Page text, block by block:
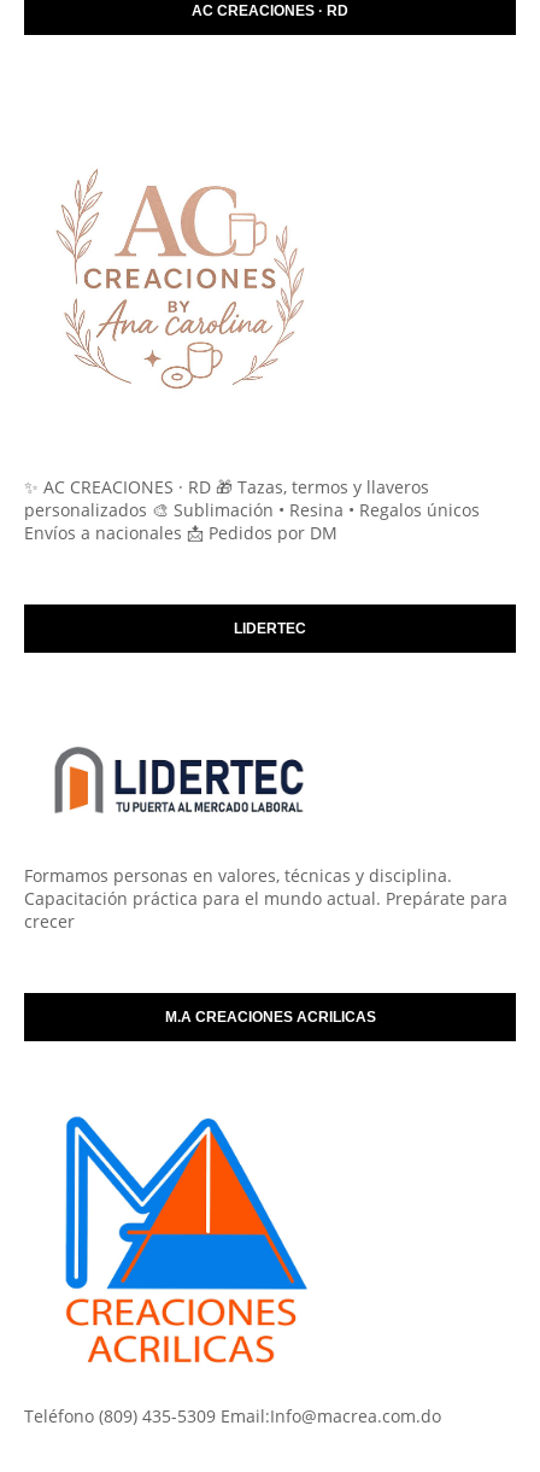
AC CREACIONES · RD
✨ AC CREACIONES · RD 🎁 Tazas, termos y llaveros
personalizados 🎨 Sublimación • Resina • Regalos únicos
Envíos a nacionales 📩 Pedidos por DM
LIDERTEC
Formamos personas en valores, técnicas y disciplina.
Capacitación práctica para el mundo actual. Prepárate para
crecer
M.A CREACIONES ACRILICAS
Teléfono (809) 435-5309 Email:Info@macrea.com.do